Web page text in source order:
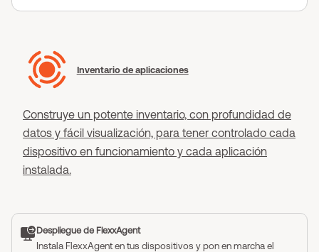
Inventario de aplicaciones
Construye un potente inventario, con profundidad de
datos y fácil visualización, para tener controlado cada
dispositivo en funcionamiento y cada aplicación
instalada.
Despliegue de FlexxAgent
Instala FlexxAgent en tus dispositivos y pon en marcha el